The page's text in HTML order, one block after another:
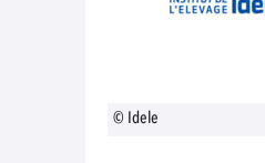
© Idele